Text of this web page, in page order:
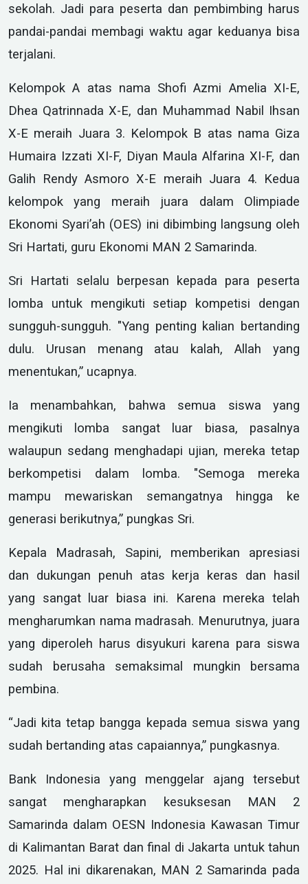
sekolah. Jadi para peserta dan pembimbing harus
pandai-pandai membagi waktu agar keduanya bisa
terjalani.
Kelompok A atas nama Shofi Azmi Amelia XI-E,
Dhea Qatrinnada X-E, dan Muhammad Nabil Ihsan
X-E meraih Juara 3. Kelompok B atas nama Giza
Humaira Izzati XI-F, Diyan Maula Alfarina XI-F, dan
Galih Rendy Asmoro X-E meraih Juara 4. Kedua
kelompok yang meraih juara dalam Olimpiade
Ekonomi Syari’ah (OES) ini dibimbing langsung oleh
Sri Hartati, guru Ekonomi MAN 2 Samarinda.
Sri Hartati selalu berpesan kepada para peserta
lomba untuk mengikuti setiap kompetisi dengan
sungguh-sungguh. "Yang penting kalian bertanding
dulu. Urusan menang atau kalah, Allah yang
menentukan,” ucapnya.
Ia menambahkan, bahwa semua siswa yang
mengikuti lomba sangat luar biasa, pasalnya
walaupun sedang menghadapi ujian, mereka tetap
berkompetisi dalam lomba. "Semoga mereka
mampu mewariskan semangatnya hingga ke
generasi berikutnya,” pungkas Sri.
Kepala Madrasah, Sapini, memberikan apresiasi
dan dukungan penuh atas kerja keras dan hasil
yang sangat luar biasa ini. Karena mereka telah
mengharumkan nama madrasah. Menurutnya, juara
yang diperoleh harus disyukuri karena para siswa
sudah berusaha semaksimal mungkin bersama
pembina.
“Jadi kita tetap bangga kepada semua siswa yang
sudah bertanding atas capaiannya,” pungkasnya.
Bank Indonesia yang menggelar ajang tersebut
sangat mengharapkan kesuksesan MAN 2
Samarinda dalam OESN Indonesia Kawasan Timur
di Kalimantan Barat dan final di Jakarta untuk tahun
2025. Hal ini dikarenakan, MAN 2 Samarinda pada